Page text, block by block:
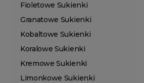
Fioletowe Sukienki
Granatowe Sukienki
Kobaltowe Sukienki
Koralowe Sukienki
Kremowe Sukienki
Limonkowe Sukienki